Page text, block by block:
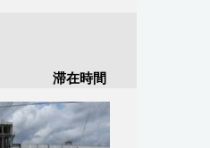
滞在時間